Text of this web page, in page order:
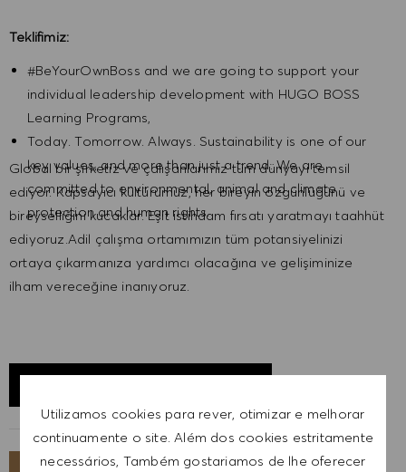
Utilizamos cookies para rever, otimizar e melhorar
continuamente o site. Além dos cookies estritamente
necessários, Também gostariamos de lhe oferecer
Teklifimiz:
#BeYourOwnBoss and we are going to support your
individual leadership development with HUGO BOSS
Learning Programs,
Today. Tomorrow. Always. Sustainability is one of our
key values, and more than just a trend. We are
committed to environmental, animal and climate
protection and human rights.
Global bir şirketiz ve çalışanlarımız tüm dünyayı temsil
ediyor. Kapsayıcı kültürümüz, her bireyin özgünlüğünü ve
bireyselliğini kucaklar. Eşit istihdam fırsatı yaratmayı taahhüt
ediyoruz.Adil çalışma ortamımızın tüm potansiyelinizi
ortaya çıkarmanıza yardımcı olacağına ve gelişiminize
ilham vereceğine inanıyoruz.